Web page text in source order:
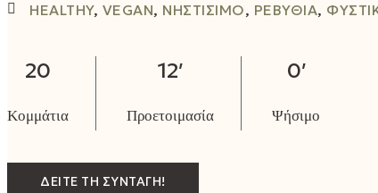
HEALTHY, VEGAN, ΝΗΣΤΊΣΙΜΟ, ΡΕΒΎΘΙΑ,
20 12′ 0′
ΔΕΙΤΕ ΤΗ ΣΥΝΤΑΓΗ!